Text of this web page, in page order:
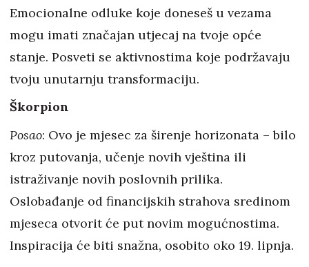
Emocionalne odluke koje doneseš u vezama
mogu imati značajan utjecaj na tvoje opće
stanje. Posveti se aktivnostima koje podržavaju
tvoju unutarnju transformaciju.
Škorpion
Posao: Ovo je mjesec za širenje horizonata – bilo
kroz putovanja, učenje novih vještina ili
istraživanje novih poslovnih prilika.
Oslobađanje od financijskih strahova sredinom
mjeseca otvorit će put novim mogućnostima.
Inspiracija će biti snažna, osobito oko 19. lipnja.